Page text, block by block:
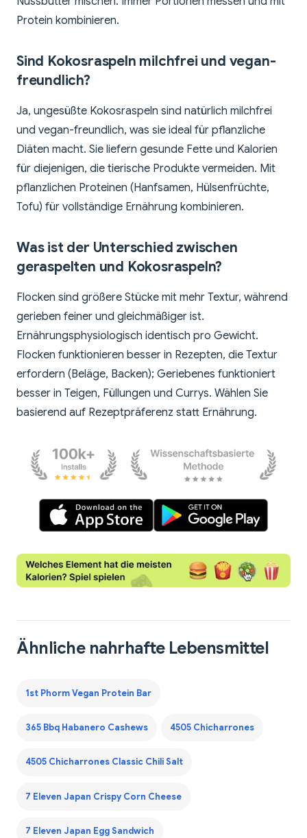
Protein kombinieren.
Sind Kokosraspeln milchfrei und vegan-
freundlich?
Ja, ungesüßte Kokosraspeln sind natürlich milchfrei
und vegan-freundlich, was sie ideal für pflanzliche
Diäten macht. Sie liefern gesunde Fette und Kalorien
für diejenigen, die tierische Produkte vermeiden. Mit
pflanzlichen Proteinen (Hanfsamen, Hülsenfrüchte,
Tofu) für vollständige Ernährung kombinieren.
Was ist der Unterschied zwischen
geraspelten und Kokosraspeln?
Flocken sind größere Stücke mit mehr Textur, während
gerieben feiner und gleichmäßiger ist.
Ernährungsphysiologisch identisch pro Gewicht.
Flocken funktionieren besser in Rezepten, die Textur
erfordern (Beläge, Backen); Geriebenes funktioniert
besser in Teigen, Füllungen und Currys. Wählen Sie
basierend auf Rezeptpräferenz statt Ernährung.
Ähnliche nahrhafte Lebensmittel
1st Phorm Vegan Protein Bar
365 Bbq Habanero Cashews 4505 Chicharrones
4505 Chicharrones Classic Chili Salt
7 Eleven Japan Crispy Corn Cheese
7 Eleven Japan Egg Sandwich